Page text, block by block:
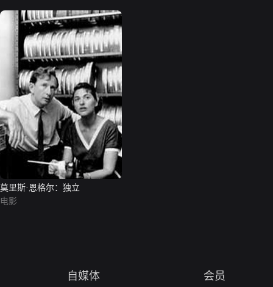
莫里斯·恩格尔：独立
电影
自媒体 会员